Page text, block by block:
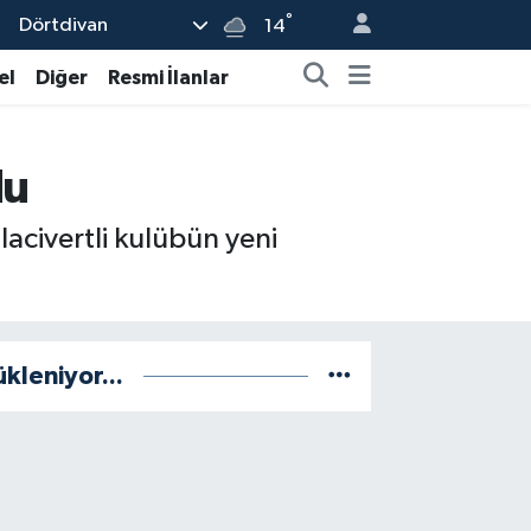
Dörtdivan 14°
Diğer Resmi İlanlar
kulübün yeni